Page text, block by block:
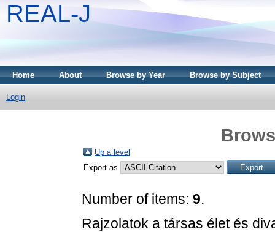
REAL-J
Home About Browse by Year Browse by Subject
Login
Up a level
Export as
Number of items: 9.
Rajzolatok a társas élet és